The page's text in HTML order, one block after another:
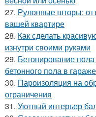
27. Рулонные шторы:
вашей квартире
28. Как сделать
изнутри своими руками
29. Бетонирование
бетонного пола в гараже
30. Пароизоляция на
ограничения
31. Уютный интерьер